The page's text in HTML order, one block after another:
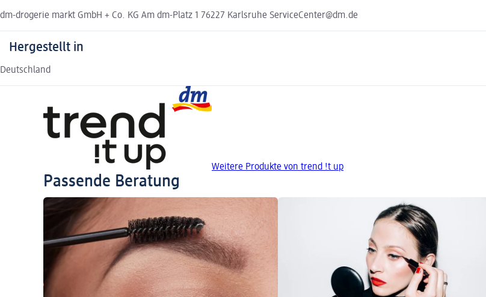
dm-drogerie markt GmbH + Co. KG Am dm-Platz 1 76227 Karlsruhe ServiceCenter@dm.de
Hergestellt in
Deutschland
Weitere Produkte von trend !t up
Passende Beratung